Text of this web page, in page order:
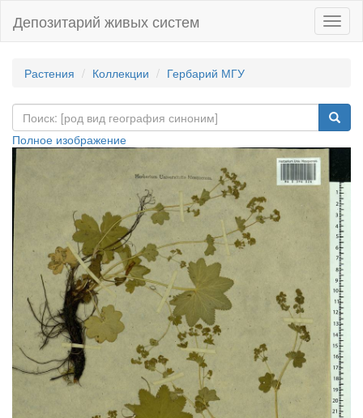
Депозитарий живых систем
Растения Коллекции Гербарий МГУ
Полное изображение